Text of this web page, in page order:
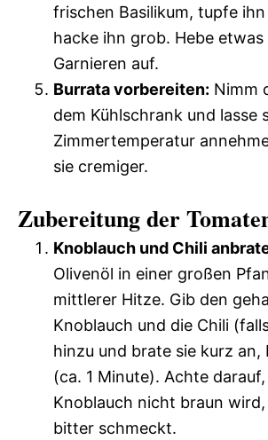
frischen Basilikum, tupfe
hacke ihn grob. Hebe etwas
Garnieren auf.
Burrata vorbereiten: Nimm
dem Kühlschrank und lasse
Zimmertemperatur
sie cremiger.
Zubereitung der
Knoblauch und Chili
Olivenöl in einer großen
mittlerer Hitze. Gib den
Knoblauch und die Chili
hinzu und brate sie kurz an,
(ca. 1 Minute). Achte
Knoblauch nicht braun
bitter schmeckt.